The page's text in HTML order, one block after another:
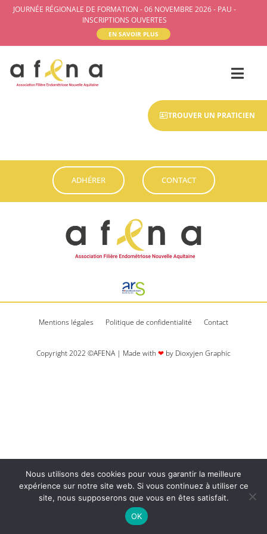
JOURNÉE RÉGIONALE DE FORMATION - 06 NOVEMBRE 2026 - PAU -
INSCRIPTIONS OUVERTES
EN SAVOIR PLUS
TROUVER UN PRATICIEN
ADHÉRER CONTACT
Mentions légales Politique de confidentialité Contact
Copyright 2022 ©AFENA | Made with ❤ by Dioxyjen Graphic​​
Nous utilisons des cookies pour vous garantir la meilleure
expérience sur notre site web. Si vous continuez à utiliser ce
site, nous supposerons que vous en êtes satisfait.
OK